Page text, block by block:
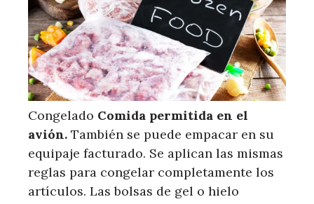
Congelado Comida permitida en el
avión. También se puede empacar en su
equipaje facturado. Se aplican las mismas
reglas para congelar completamente los
artículos. Las bolsas de gel o hielo